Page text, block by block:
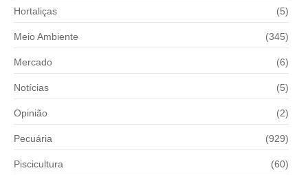
Hortaliças (5)
Meio Ambiente (345)
Mercado (6)
Notícias (5)
Opinião (2)
Pecuária (929)
Piscicultura (60)